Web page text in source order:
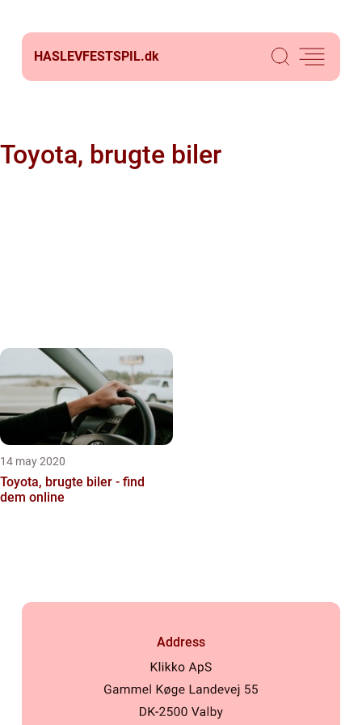
HASLEVFESTSPIL.dk
Toyota, brugte biler
14 may 2020
Toyota, brugte biler - find
dem online
Address